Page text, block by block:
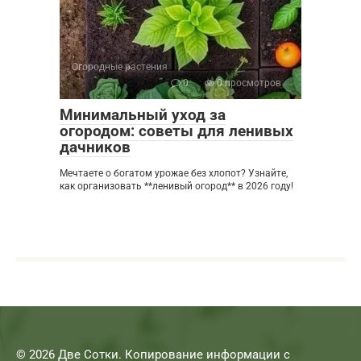
Огородные растения
0
0 просмотров
Минимальный уход за
огородом: советы для ленивых
дачников
Мечтаете о богатом урожае без хлопот? Узнайте,
как организовать **ленивый огород** в 2026 году!
© 2026 Две Сотки. Копирование информации с